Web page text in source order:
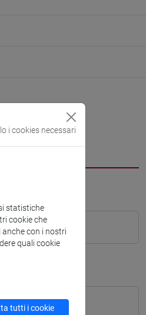
i cookies necessari
statistiche
cookie che
con i nostri
quali cookie
tutti i cookie